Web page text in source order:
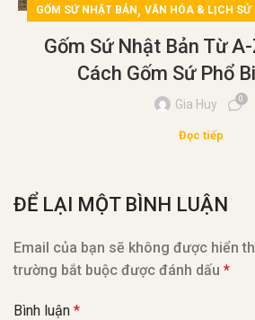
GỐM SỨ NHẬT BẢN, VĂN HÓA & LỊCH SỬ
Gốm Sứ Nhật Bản Từ
Cách Gốm Sứ Phổ
Gia Huy 0
Đọc tiếp
ĐỂ LẠI MỘT BÌNH LUẬN
Email của bạn sẽ không được hiển
trường bắt buộc được đánh dấu *
Bình luận *